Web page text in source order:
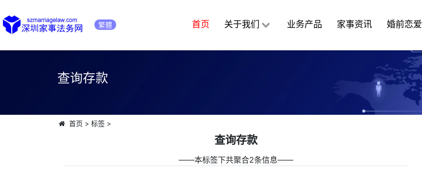
繁體 首页 关于我们 业务产品 家事资讯 婚前恋爱
查询存款
首页 > 标签>
查询存款
――本标签下共聚合2条信息――